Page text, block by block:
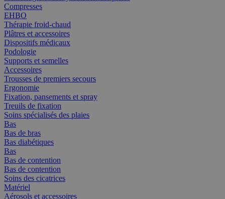
Compresses
EHBO
Thérapie froid-chaud
Plâtres et accessoires
Dispositifs médicaux
Podologie
Supports et semelles
Accessoires
Trousses de premiers secours
Ergonomie
Fixation, pansements et spray
Treuils de fixation
Soins spécialisés des plaies
Bas
Bas de bras
Bas diabétiques
Bas
Bas de contention
Bas de contention
Soins des cicatrices
Matériel
Aérosols et accessoires